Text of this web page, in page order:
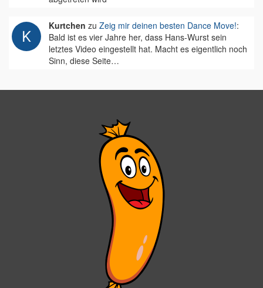
Kurtchen zu Zeig mir deinen besten Dance Move!:
Bald ist es vier Jahre her, dass Hans-Wurst sein
letztes Video eingestellt hat. Macht es eigentlich noch
Sinn, diese Seite…